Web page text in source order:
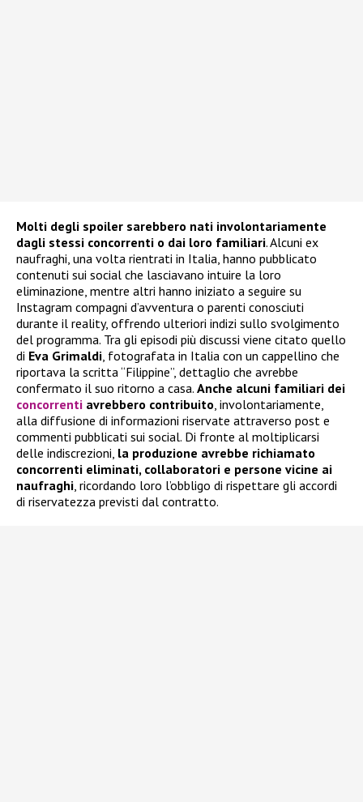
Molti degli spoiler sarebbero nati involontariamente
dagli stessi concorrenti o dai loro familiari. Alcuni ex
naufraghi, una volta rientrati in Italia, hanno pubblicato
contenuti sui social che lasciavano intuire la loro
eliminazione, mentre altri hanno iniziato a seguire su
Instagram compagni d’avventura o parenti conosciuti
durante il reality, offrendo ulteriori indizi sullo svolgimento
del programma. Tra gli episodi più discussi viene citato quello
di Eva Grimaldi , fotografata in Italia con un cappellino che
riportava la scritta “Filippine”, dettaglio che avrebbe
confermato il suo ritorno a casa. Anche alcuni familiari dei
concorrenti avrebbero contribuito , involontariamente,
alla diffusione di informazioni riservate attraverso post e
commenti pubblicati sui social. Di fronte al moltiplicarsi
delle indiscrezioni, la produzione avrebbe richiamato
concorrenti eliminati, collaboratori e persone vicine ai
naufraghi , ricordando loro l’obbligo di rispettare gli accordi
di riservatezza previsti dal contratto.